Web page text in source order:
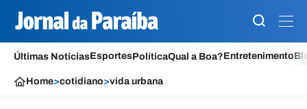
Últimas NotíciasEsportesPolíticaQual a Boa?Entretenimento
Home>cotidiano>vida urbana